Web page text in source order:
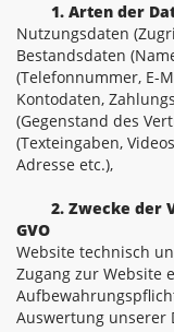
1. Arten der
Nutzungsdaten
Bestandsdaten
(Telefonnummer, E-
Kontodaten,
(Gegenstand des
(Texteingaben,
Adresse etc.),
2. Zwecke der
GVO
Website technisch
Zugang zur Website
Auswertung unserer